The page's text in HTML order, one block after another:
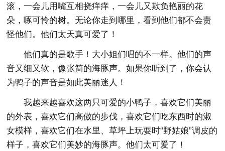
滚，一会儿用嘴互相挠痒痒，一会儿又欺负艳丽的花
朵，啄可怜的树。无论你走到哪里，看到他们都不会责
怪他们。他们太天真可爱了！
他们真的是歌手！大小姐们唱的不一样。他们的声
音又细又软，像张简的海豚声。如果你听到了，你会认
为鸭子的声音是如此美丽迷人！
我越来越喜欢这两只可爱的小鸭子，喜欢它们美丽
的外表，喜欢它们高傲的步伐，喜欢它们吃东西时的淑
女模样，喜欢它们在水里、草坪上玩耍时“野姑娘”调皮的
样子，喜欢它们美妙的海豚声。他们太可爱了！